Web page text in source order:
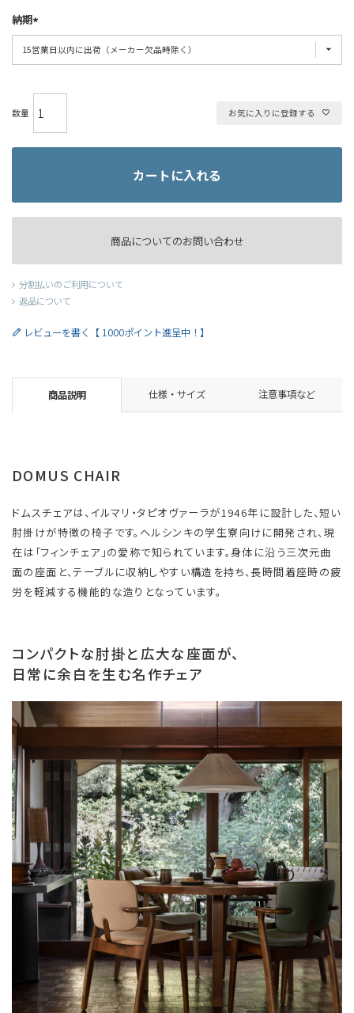
納期
お気に入りに登録する
カートに入れる
商品についてのお問い合わせ
分割払いのご利用について
返品について
レビューを書く【 1000ポイント進呈中！】
商品説明 仕様・サイズ 注意事項など
DOMUS CHAIR
ドムスチェアは、イルマリ・タピオヴァーラが1946年に設計した、短い
肘掛けが特徴の椅子です。ヘルシンキの学生寮向けに開発され、現
在は「フィンチェア」の愛称で知られています。身体に沿う三次元曲
面の座面と、テーブルに収納しやすい構造を持ち、長時間着座時の疲
労を軽減する機能的な造りとなっています。
コンパクトな肘掛と広大な座面が、
日常に余白を生む名作チェア